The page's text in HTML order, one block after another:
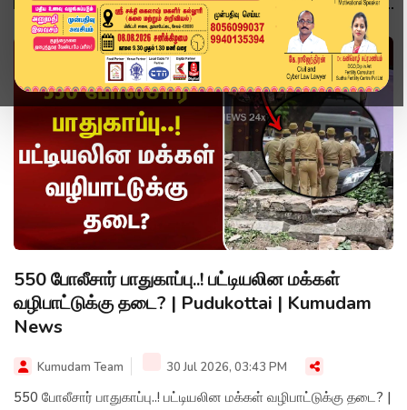
550 போலீசார் பாதுகாப்பு..! பட்டியலின மக்கள்
வழிபாட்டுக்கு தடை? | Pudukottai | Kumudam
News
Kumudam Team 30 Jul 2026, 03:43 PM
550 போலீசார் பாதுகாப்பு..! பட்டியலின மக்கள் வழிபாட்டுக்கு தடை? |